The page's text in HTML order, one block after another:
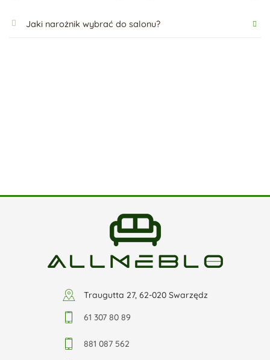
Jaki narożnik wybrać do salonu?
Traugutta 27, 62-020 Swarzędz
61 307 80 89
881 087 562